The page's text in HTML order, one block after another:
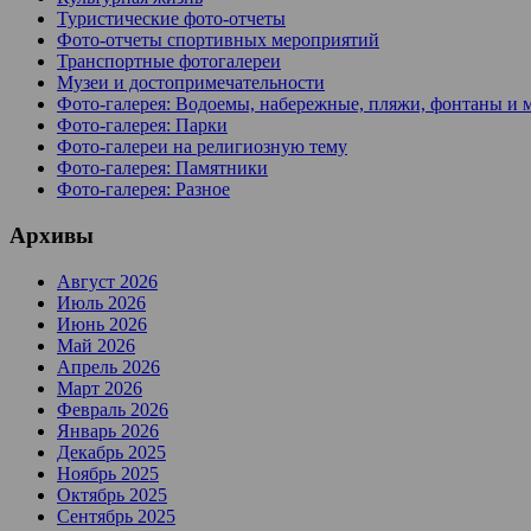
Туристические фото-отчеты
Фото-отчеты спортивных мероприятий
Транспортные фотогалереи
Музеи и достопримечательности
Фото-галерея: Водоемы, набережные, пляжи, фонтаны и
Фото-галерея: Парки
Фото-галереи на религиозную тему
Фото-галерея: Памятники
Фото-галерея: Разное
Архивы
Август 2026
Июль 2026
Июнь 2026
Май 2026
Апрель 2026
Март 2026
Февраль 2026
Январь 2026
Декабрь 2025
Ноябрь 2025
Октябрь 2025
Сентябрь 2025